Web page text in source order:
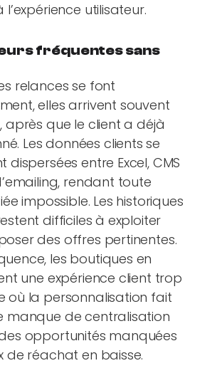
l’expérience utilisateur.
fréquentes sans
relances se font
elles arrivent souvent
que le client a déjà
Les données clients se
dispersées entre Excel, CMS
rendant toute
impossible. Les historiques
difficiles à exploiter
des offres pertinentes.
les boutiques en
une expérience client trop
où la personnalisation fait
manque de centralisation
opportunités manquées
de réachat en baisse.